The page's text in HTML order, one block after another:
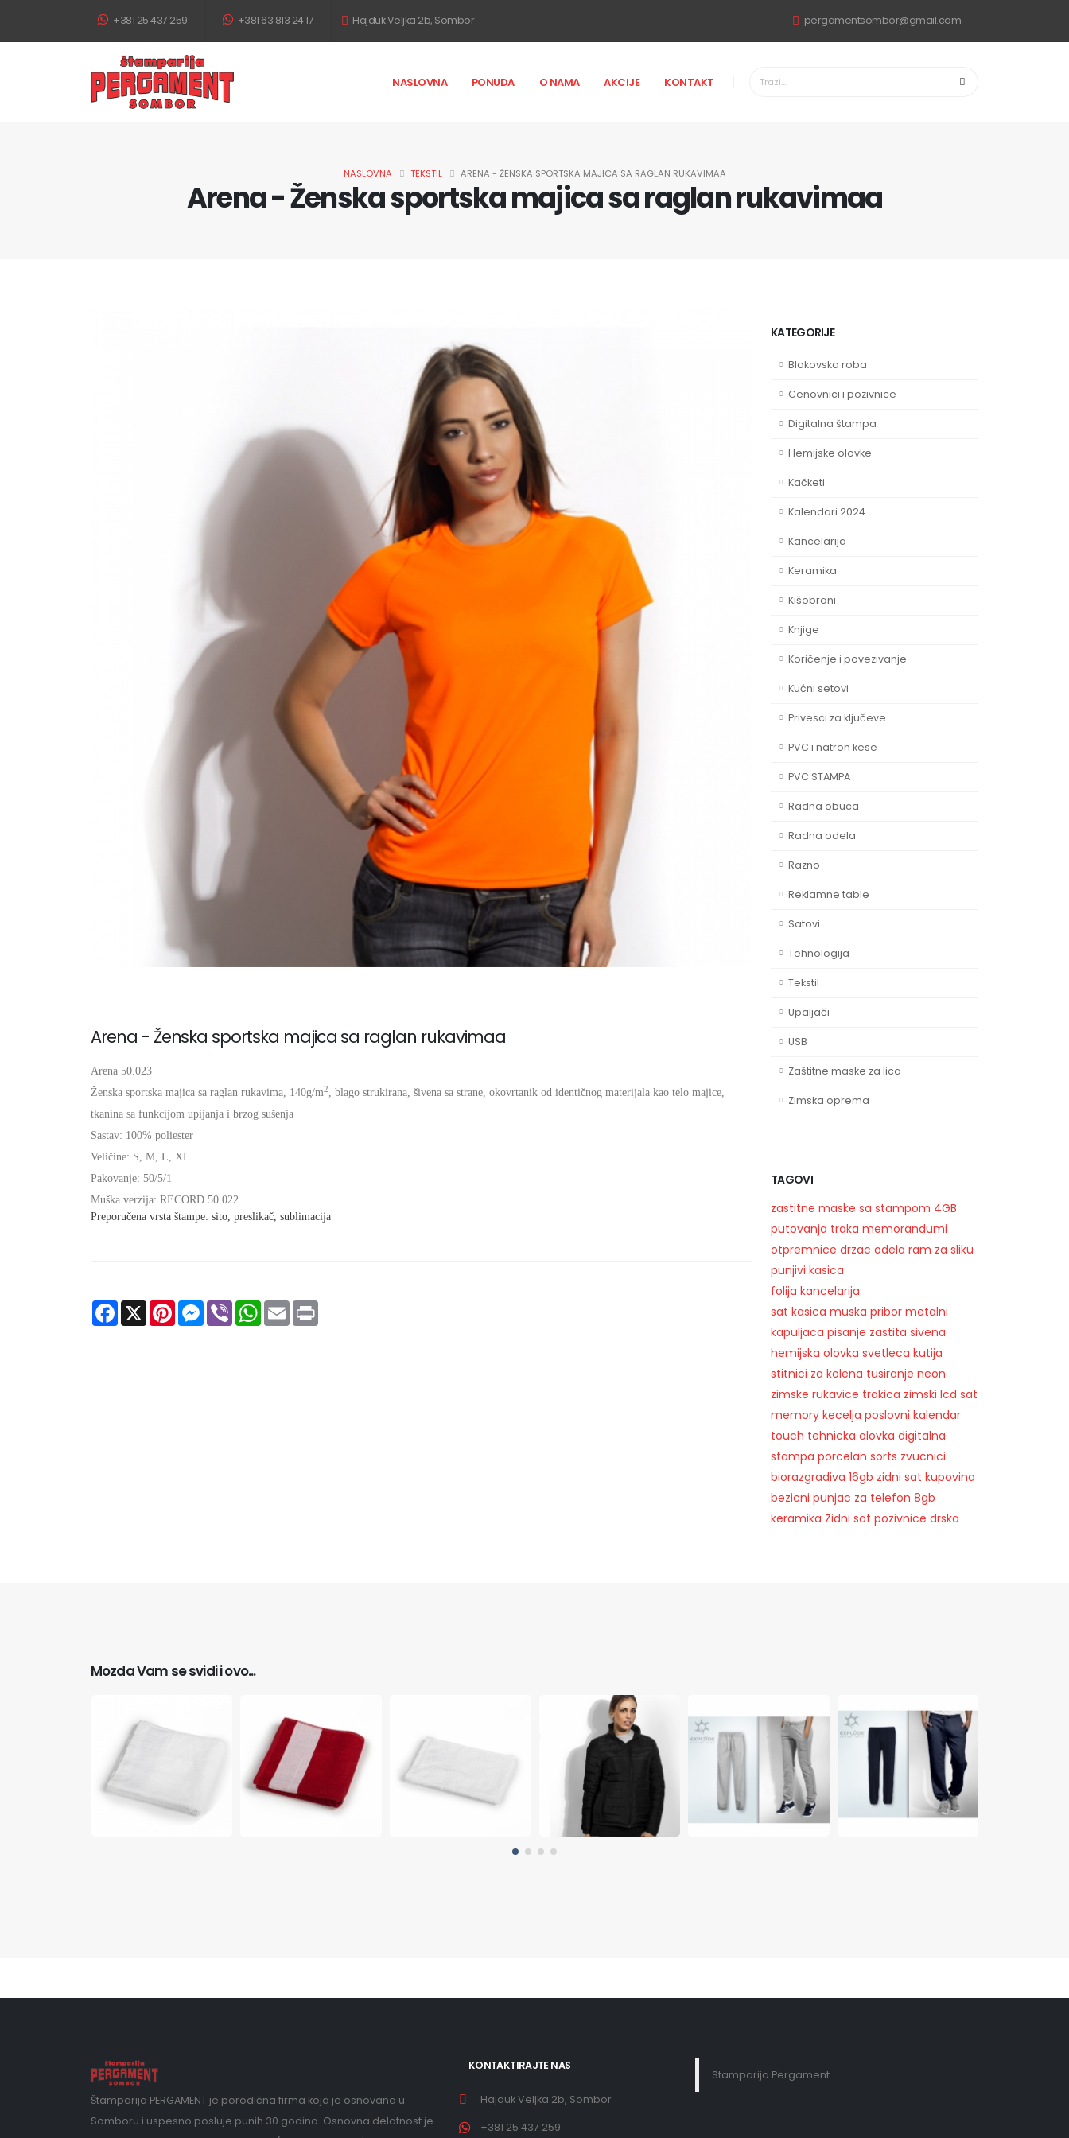
+381 25 437 259 +381 63 813 24 17 Hajduk Veljka 2b, Sombor pergamentsombor@gmail.com
NASLOVNA PONUDA O NAMA AKCIJE KONTAKT
Arena - Ženska sportska majica sa raglan rukavimaa
NASLOVNA TEKSTIL ARENA - ŽENSKA SPORTSKA MAJICA SA RAGLAN RUKAVIMAA
Arena - Ženska sportska majica sa raglan rukavimaa
Arena 50.023
Ženska sportska majica sa raglan rukavima, 140g/m2, blago strukirana, šivena sa strane, okovrtanik od identičnog materijala kao telo majice,
tkanina sa funkcijom upijanja i brzog sušenja
Sastav: 100% poliester
Veličine: S, M, L, XL
Pakovanje: 50/5/1
Muška verzija: RECORD 50.022
Preporučena vrsta štampe: sito, preslikač, sublimacija
Facebook
X PinterestMessenger
Viber WhatsApp
Email
KATEGORIJE
Blokovska roba
Cenovnici i pozivnice
Digitalna štampa
Hemijske olovke
Kačketi
Kalendari 2024
Kancelarija
Keramika
Kišobrani
Knjige
Koričenje i povezivanje
Kućni setovi
Privesci za ključeve
PVC i natron kese
PVC STAMPA
Radna obuca
Radna odela
Razno
Reklamne table
Satovi
Tehnologija
Tekstil
Upaljači
USB
Zaštitne maske za lica
Zimska oprema
TAGOVI
zastitne maske sa stampom 4GB
putovanja traka memorandumi
otpremnice drzac odela ram za sliku
punjivi kasica
folija kancelarija
sat kasica muska pribor metalni
kapuljaca pisanje zastita sivena
hemijska olovka svetleca kutija
stitnici za kolena tusiranje neon
zimske rukavice trakica zimski lcd sat
memory kecelja poslovni kalendar
touch tehnicka olovka digitalna
stampa porcelan sorts zvucnici
biorazgradiva 16gb zidni sat kupovina
bezicni punjac za telefon 8gb
keramika Zidni sat pozivnice drska
Mozda Vam se svidi i ovo...
Štamparija PERGAMENT je porodična firma koja je osnovana u
Somboru i uspesno posluje punih 30 godina. Osnovna delatnost je
KONTAKTIRAJTE NAS
Hajduk Veljka 2b, Sombor
+381 25 437 259
Stamparija Pergament